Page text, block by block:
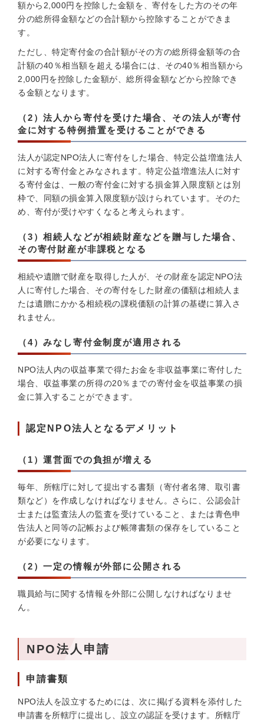
額から2,000円を控除した金額を、寄付をした方のその年
分の総所得金額などの合計額から控除することができま
す。
ただし、特定寄付金の合計額がその方の総所得金額等の合
計額の40％相当額を超える場合には、その40％相当額から
2,000円を控除した金額が、総所得金額などから控除でき
る金額となります。
（2）法人から寄付を受けた場合、その法人が寄付
金に対する特例措置を受けることができる
法人が認定NPO法人に寄付をした場合、特定公益増進法人
に対する寄付金とみなされます。特定公益増進法人に対す
る寄付金は、一般の寄付金に対する損金算入限度額とは別
枠で、同額の損金算入限度額が設けられています。そのた
め、寄付が受けやすくなると考えられます。
（3）相続人などが相続財産などを贈与した場合、
その寄付財産が非課税となる
相続や遺贈で財産を取得した人が、その財産を認定NPO法
人に寄付した場合、その寄付をした財産の価額は相続人ま
たは遺贈にかかる相続税の課税価額の計算の基礎に算入さ
れません。
（4）みなし寄付金制度が適用される
NPO法人内の収益事業で得たお金を非収益事業に寄付した
場合、収益事業の所得の20％までの寄付金を収益事業の損
金に算入することができます。
認定NPO法人となるデメリット
（1）運営面での負担が増える
毎年、所轄庁に対して提出する書類（寄付者名簿、取引書
類など）を作成しなければなりません。さらに、公認会計
士または監査法人の監査を受けていること、または青色申
告法人と同等の記帳および帳簿書類の保存をしていること
が必要になります。
（2）一定の情報が外部に公開される
職員給与に関する情報を外部に公開しなければなりませ
ん。
NPO法人申請
申請書類
NPO法人を設立するためには、次に掲げる資料を添付した
申請書を所轄庁に提出し、設立の認証を受けます。所轄庁